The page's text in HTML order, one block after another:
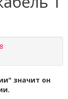
значит он